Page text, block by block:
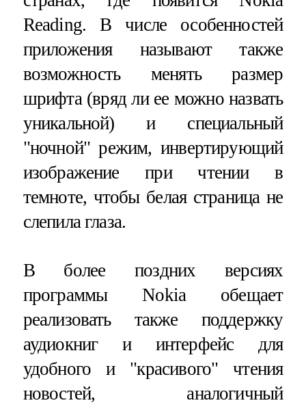
Reading. В числе особенностей
приложения называют также
возможность менять размер
шрифта (вряд ли ее можно назвать
уникальной) и специальный
"ночной" режим, инвертирующий
изображение при чтении в
темноте, чтобы белая страница не
слепила глаза.
В более поздних версиях
программы Nokia обещает
реализовать также поддержку
аудиокниг и интерфейс для
удобного и "красивого" чтения
новостей, аналогичный